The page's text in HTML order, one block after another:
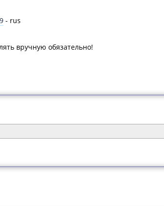
- rus
вручную обязательно!